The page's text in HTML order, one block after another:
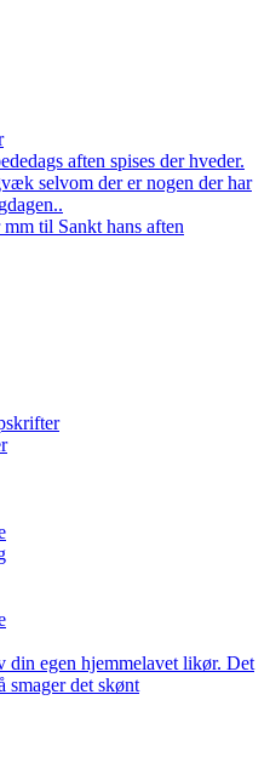
aften spises der hveder.
selvom der er nogen der har
til Sankt hans aften
din egen hjemmelavet likør. Det
smager det skønt